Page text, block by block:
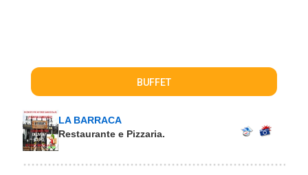
BUFFET
LA BARRACA
Restaurante e Pizzaria.